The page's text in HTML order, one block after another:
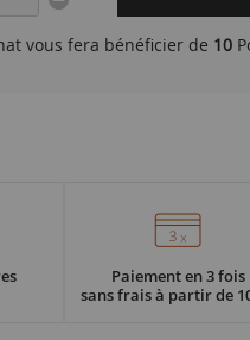
vous fera bénéficier de 10
Paiement en 3 fois
sans frais à partir de